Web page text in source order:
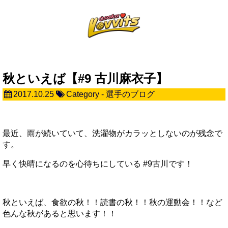
秋といえば【#9 古川麻衣子】
2017.10.25 Category - 選手のブログ
最近、雨が続いていて、洗濯物がカラッとしないのが残念で
す。
早く快晴になるのを心待ちにしている #9古川です！
秋といえば、食欲の秋！！読書の秋！！秋の運動会！！など
色んな秋があると思います！！